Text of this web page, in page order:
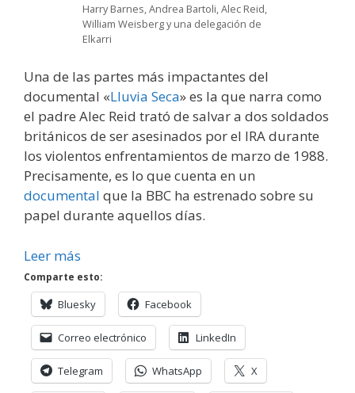
Harry Barnes, Andrea Bartoli, Alec Reid,
William Weisberg y una delegación de
Elkarri
Una de las partes más impactantes del
documental «Lluvia Seca» es la que narra como
el padre Alec Reid trató de salvar a dos soldados
británicos de ser asesinados por el IRA durante
los violentos enfrentamientos de marzo de 1988.
Precisamente, es lo que cuenta en un
documental que la BBC ha estrenado sobre su
papel durante aquellos días.
Leer más
Comparte esto:
Bluesky Facebook
Correo electrónico LinkedIn
Telegram WhatsApp X